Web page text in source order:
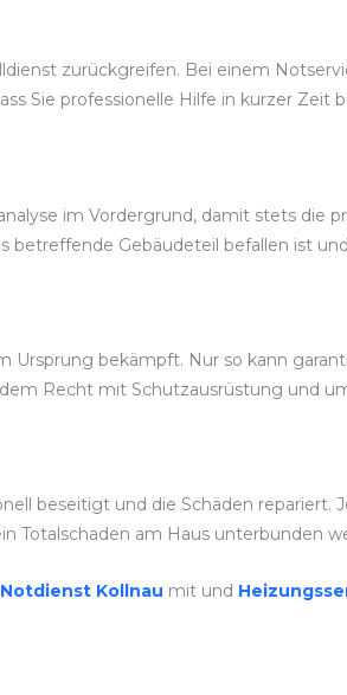
zurückgreifen. Bei einem
Sie professionelle Hilfe in kurzer Zeit
im Vordergrund, damit stets die
betreffende Gebäudeteil befallen ist
Ursprung bekämpft. Nur so kann
Recht mit Schutzausrüstung und
beseitigt und die Schäden repariert.
Totalschaden am Haus unterbunden
Kollnau mit und